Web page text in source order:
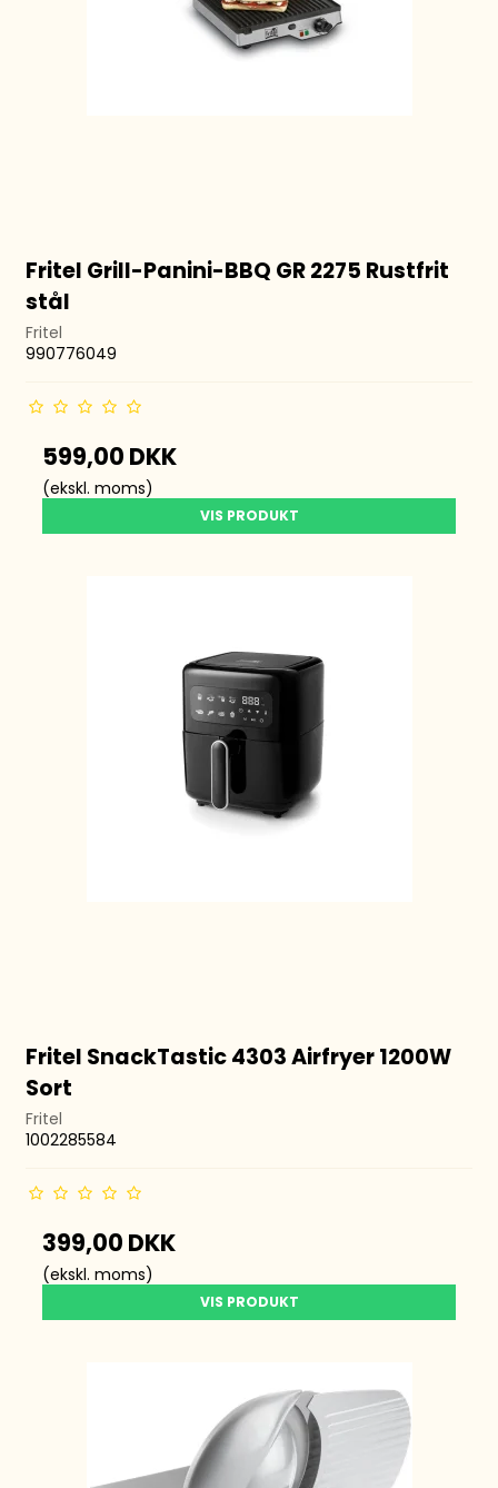
Fritel Grill-Panini-BBQ GR 2275 Rustfrit
stål
Fritel
990776049
599,00 DKK
(ekskl. moms)
VIS PRODUKT
Fritel SnackTastic 4303 Airfryer 1200W
Sort
Fritel
1002285584
399,00 DKK
(ekskl. moms)
VIS PRODUKT